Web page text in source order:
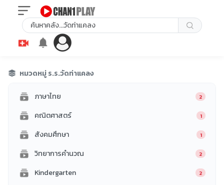
หมวดหมู่ ร.ร.วัดท่าแคลง
ภาษาไทย 2
คณิตศาสตร์ 1
สังคมศึกษา 1
วิทยาการคำนวณ 2
Kindergarten 2